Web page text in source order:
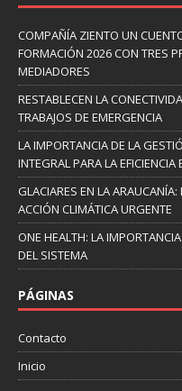
COMPAÑÍA ZIENTO UN
FORMACIÓN 2026 CON TRES
MEDIADORES
RESTABLECEN LA
TRABAJOS DE EMERGENCIA
LA IMPORTANCIA DE LA
INTEGRAL PARA LA EFICIENCIA
GLACIARES EN LA
ACCIÓN CLIMÁTICA URGENTE
ONE HEALTH: LA
DEL SISTEMA
PÁGINAS
Contacto
Inicio